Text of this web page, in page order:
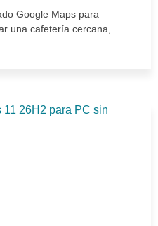
Google Maps para
una cafetería cercana,